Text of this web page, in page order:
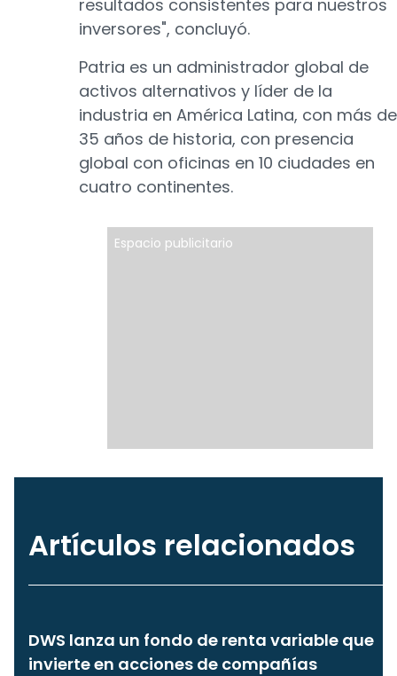
resultados consistentes para nuestros
inversores", concluyó.
Patria es un administrador global de
activos alternativos y líder de la
industria en América Latina, con más de
35 años de historia, con presencia
global con oficinas en 10 ciudades en
cuatro continentes.
Espacio publicitario
Artículos relacionados
DWS lanza un fondo de renta variable que
invierte en acciones de compañías